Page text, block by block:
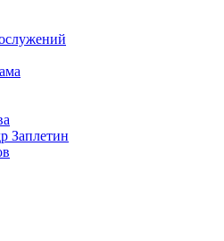
Заплетин